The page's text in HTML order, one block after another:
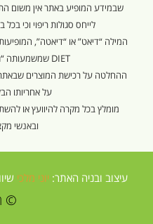
שבמידע המופיע באתר אין משום
לייחס סגולות ריפוי וכי
המילה “דיאט” או “דיאטה”,
DIET שמשמעותה “תזונה” או “אורח חיים”.
ההחלטה על רכישת המוצרים
על אחריותו
מומלץ בכל מקרה להיוועץ או
ובאנשי
עיצוב ובניה האתר:יוני מלכי
©